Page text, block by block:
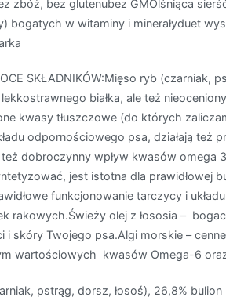
zbóż, bez glutenubez GMOlśniąca
bogatych w witaminy i minerałyduet
SKŁADNIKÓW:Mięso ryb (czarniak,
białka, ale też
kwasy tłuszczowe (do których
odpornościowego psa, działają też
dobroczynny wpływ kwasów omega
jest istotna dla
funkcjonowanie tarczycy i
rakowych.Świeży olej z łososia –
i skóry Twojego psa.Algi morskie –
wartościowych kwasów Omega-6
pstrąg, dorsz, łosoś), 26,8% bulion